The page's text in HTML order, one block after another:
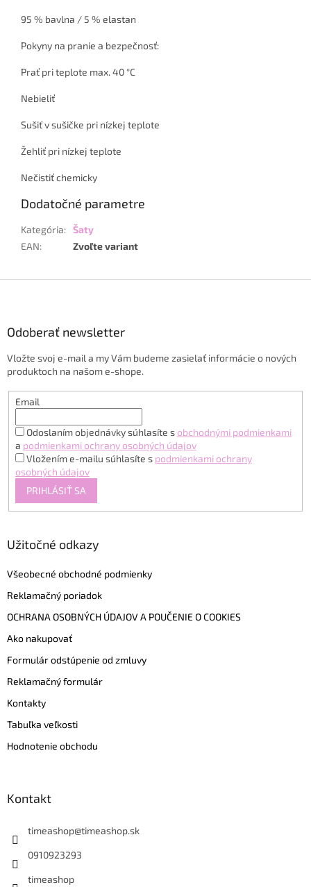
95 % bavlna / 5 % elastan
Pokyny na pranie a bezpečnosť:
Prať pri teplote max. 40 °C
Nebieliť
Sušiť v sušičke pri nízkej teplote
Žehliť pri nízkej teplote
Nečistiť chemicky
Dodatočné parametre
Kategória: Šaty
EAN: Zvoľte variant
Odoberať newsletter
Vložte svoj e-mail a my Vám budeme zasielať informácie o nových
produktoch na našom e-shope.
Email
Odoslaním objednávky súhlasíte s obchodnými podmienkami
a podmienkami ochrany osobných údajov
Vložením e-mailu súhlasíte s podmienkami ochrany
osobných údajov
PRIHLÁSIŤ SA
Užitočné odkazy
Všeobecné obchodné podmienky
Reklamačný poriadok
OCHRANA OSOBNÝCH ÚDAJOV A POUČENIE O COOKIES
Ako nakupovať
Formulár odstúpenie od zmluvy
Reklamačný formulár
Kontakty
Tabuľka veľkosti
Hodnotenie obchodu
Kontakt
timeashop@timeashop.sk
0910923293
timeashop